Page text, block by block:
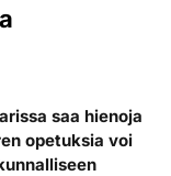
saa hienoja
opetuksia voi